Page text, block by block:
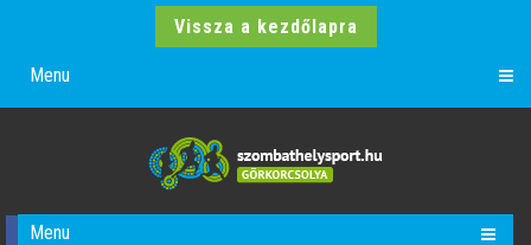
Vissza a kezdőlapra
Menu
Menu